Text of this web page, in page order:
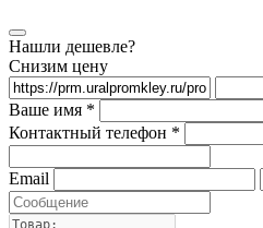
Нашли дешевле?
Снизим цену
Ваше имя *
Контактный телефон *
Email